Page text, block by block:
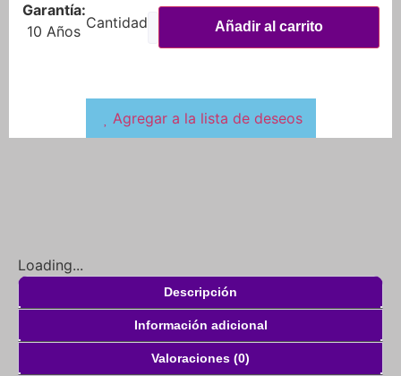
Garantía:
10 Años
Añadir al carrito
Agregar a la lista de deseos
Loading...
Descripción
Información adicional
Valoraciones (0)